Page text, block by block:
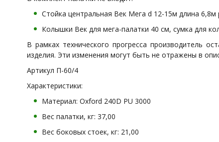
Стойка центральная Век Мега d 12-15м длина 6,8м
Колышки Век для мега-палатки 40 см, сумка для
В рамках технического прогресса производитель
изделия. Эти изменения могут быть не отражены в
Артикул П-60/4
Характеристики:
Материал: Oxford 240D PU 3000
Вес палатки, кг: 37,00
Вес боковых стоек, кг: 21,00